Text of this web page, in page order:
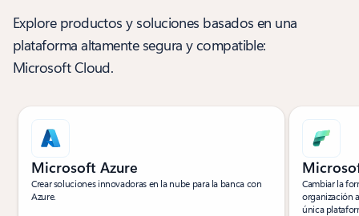
Explore productos y soluciones basados en una
plataforma altamente segura y compatible:
Microsoft Cloud.
Microsoft Azure
Crear soluciones innovadoras en la nube para la banca con
Azure.
Cambiar la
organización
única